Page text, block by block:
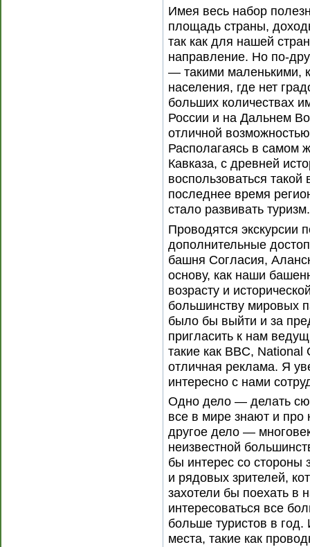
Имея весь набор
площадь страны,
так как для нашей
направление. Но по-
— такими маленькими,
населения, где нет
больших количествах
России и на Дальнем
отличной
Располагаясь в самом
Кавказа, с древней
воспользоваться
последнее время
стало развивать туризм.
Проводятся экскурсии
дополнительные
башня Согласия,
основу, как наши
возрасту и
большинству мировых
было бы выйти и за
пригласить к нам
такие как BBC,
отличная реклама. Я
интересно с нами
Одно дело — делать
все в мире знают и про
другое дело —
неизвестной
бы интерес со стороны
и рядовых зрителей,
захотели бы поехать в
интересоваться все
больше туристов в
места, такие как